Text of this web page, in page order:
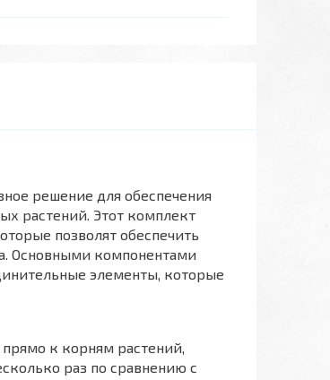
решение для обеспечения
растений. Этот комплект
позволят обеспечить
Основными компонентами
элементы, которые
прямо к корням растений,
раз по сравнению с